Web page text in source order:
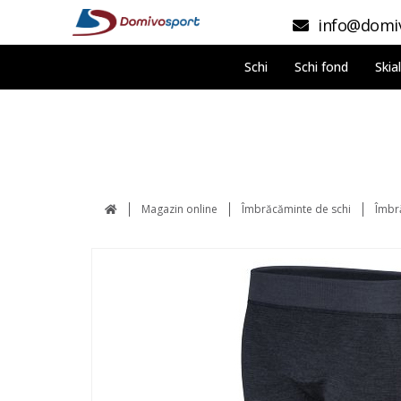
Schi Schi fond
Magazin online Îmbrăcăminte de schi